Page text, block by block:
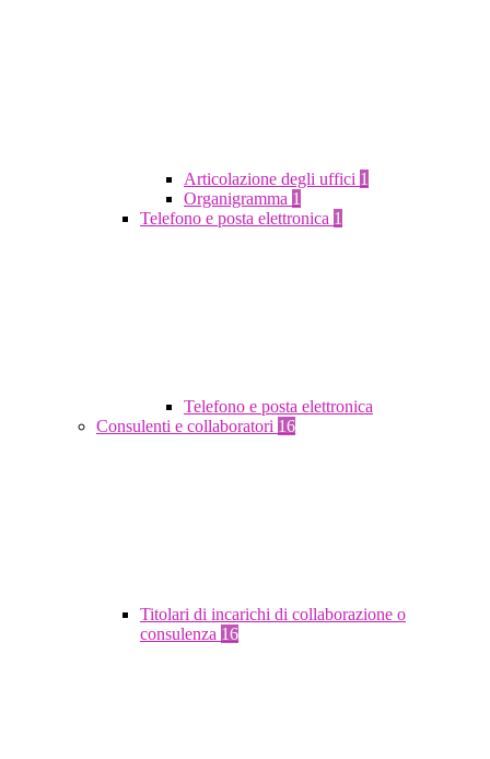
Articolazione degli uffici 1
Organigramma 1
Telefono e posta elettronica 1
Telefono e posta elettronica
Consulenti e collaboratori 16
Titolari di incarichi di collaborazione o
consulenza 16